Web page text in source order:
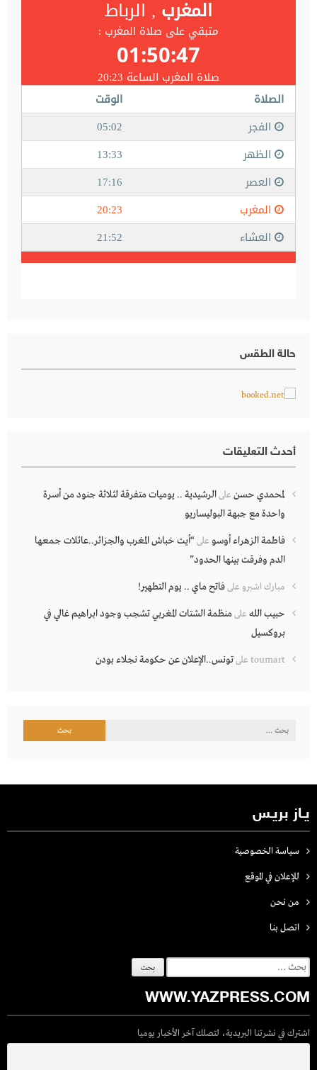
حالة الطقس
أحدث التعليقات
لمحمدي حسن علىالرشيدية .. يوميات متفرقة لثلاثة جنود من أسرة
واحدة مع جبهة البوليساريو
فاطمة الزهراء أوسو على“أيت خباش المغرب والجزائر..عائلات جمعها
الدم وفرقت بينها الحدود”
مبارك اشبرو علىفاتح ماي .. يوم التطهير!
حبيب الله علىمنظمة الشتات المغربي تشجب وجود ابراهيم غالي في
بروكسيل
toumart علىتونس..الإعلان عن حكومة نجلاء بودن
البحث
يـاز بريـس
سياسة الخصوصية
للإعلان في الموقع
من نحن
اتصل بنـا
البحث
عن:
WWW.YAZPRESS.COM
اشترك في نشرتنا البريدية، لتصلك آخر الأخبار يوميا